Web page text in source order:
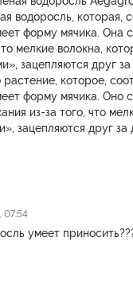
водоросль, которая,
форму мячика. Она
мелкие волокна,
зацепляются друг
которое,
форму мячика. Оно
из-за того, что
зацепляются друг за
07:54
умеет